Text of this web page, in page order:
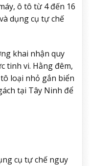
ô tô từ 4 đến 16
dụng cụ tự chế
khai nhận quy
tinh vi. Hằng đêm,
loại nhỏ gắn biển
tại Tây Ninh để
cụ tự chế nguy